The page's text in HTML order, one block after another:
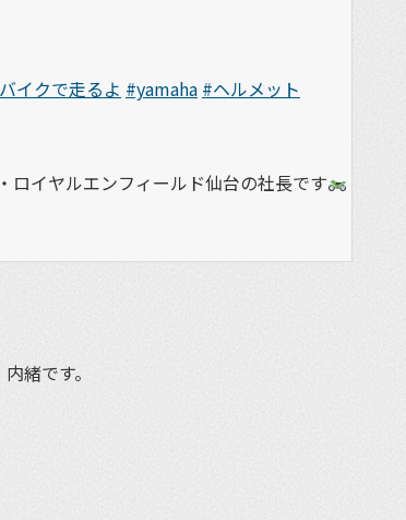
イクで走るよ #yamaha #ヘルメット
ロイヤルエンフィールド仙台の社長です
緒です。